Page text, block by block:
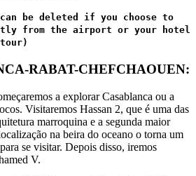
can be deleted if you choose to
from the airport or your hotel
RABAT-CHEFCHAOUEN:
a explorar Casablanca ou a
Visitaremos Hassan 2, que é uma das
marroquina e a segunda maior
na beira do oceano o torna um
se visitar. Depois disso, iremos
V.